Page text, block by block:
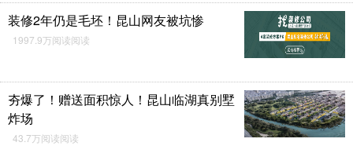
装修2年仍是毛坯！昆山网友被坑惨
1997.9万阅读阅读
夯爆了！赠送面积惊人！昆山临湖真别墅
炸场
43.7万阅读阅读